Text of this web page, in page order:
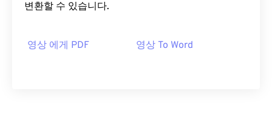
변환할 수 있습니다.
영상 에게 PDF 영상 To Word